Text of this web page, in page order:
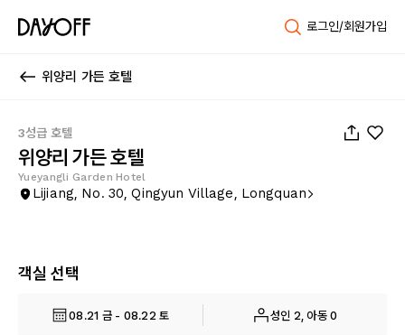
로그인/회원가입
위양리 가든 호텔
3성급 호텔
위양리 가든 호텔
Yueyangli Garden Hotel
Lijiang, No. 30, Qingyun Village, Longquan
객실 선택
08.21 금 - 08.22 토 성인 2, 아동 0